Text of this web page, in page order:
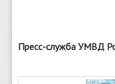
Пресс-служба УМВД